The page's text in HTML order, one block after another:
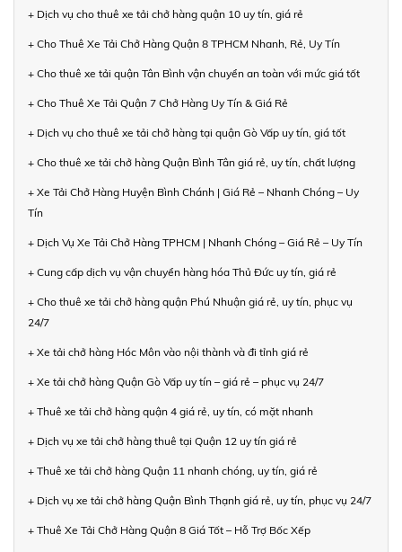
+ Dịch vụ cho thuê xe tải chở hàng quận 10 uy tín, giá rẻ
+ Cho Thuê Xe Tải Chở Hàng Quận 8 TPHCM Nhanh, Rẻ, Uy Tín
+ Cho thuê xe tải quận Tân Bình vận chuyển an toàn với mức giá tốt
+ Cho Thuê Xe Tải Quận 7 Chở Hàng Uy Tín & Giá Rẻ
+ Dịch vụ cho thuê xe tải chở hàng tại quận Gò Vấp uy tín, giá tốt
+ Cho thuê xe tải chở hàng Quận Bình Tân giá rẻ, uy tín, chất lượng
+ Xe Tải Chở Hàng Huyện Bình Chánh | Giá Rẻ – Nhanh Chóng – Uy
Tín
+ Dịch Vụ Xe Tải Chở Hàng TPHCM | Nhanh Chóng – Giá Rẻ – Uy Tín
+ Cung cấp dịch vụ vận chuyển hàng hóa Thủ Đức uy tín, giá rẻ
+ Cho thuê xe tải chở hàng quận Phú Nhuận giá rẻ, uy tín, phục vụ
24/7
+ Xe tải chở hàng Hóc Môn vào nội thành và đi tỉnh giá rẻ
+ Xe tải chở hàng Quận Gò Vấp uy tín – giá rẻ – phục vụ 24/7
+ Thuê xe tải chở hàng quận 4 giá rẻ, uy tín, có mặt nhanh
+ Dịch vụ xe tải chở hàng thuê tại Quận 12 uy tín giá rẻ
+ Thuê xe tải chở hàng Quận 11 nhanh chóng, uy tín, giá rẻ
+ Dịch vụ xe tải chở hàng Quận Bình Thạnh giá rẻ, uy tín, phục vụ 24/7
+ Thuê Xe Tải Chở Hàng Quận 8 Giá Tốt – Hỗ Trợ Bốc Xếp